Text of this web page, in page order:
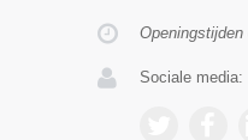
Openingstijden
Sociale media: